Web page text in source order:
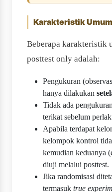
Karakteristik Umum
Beberapa karakteristik
posttest only adalah:
Pengukuran
hanya dilakukan
Tidak ada
terikat sebelum
Apabila terdapat
kelompok kontrol
kemudian keduanya
diuji melalui posttest.
Jika randomisasi
termasuk true